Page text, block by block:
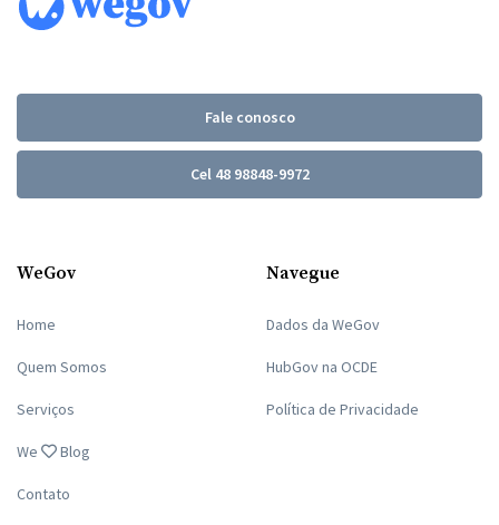
Fale conosco
Cel 48 98848-9972
WeGov
Home
Quem Somos
Serviços
We Blog
Contato
Navegue
Dados da WeGov
HubGov na OCDE
Política de Privacidade